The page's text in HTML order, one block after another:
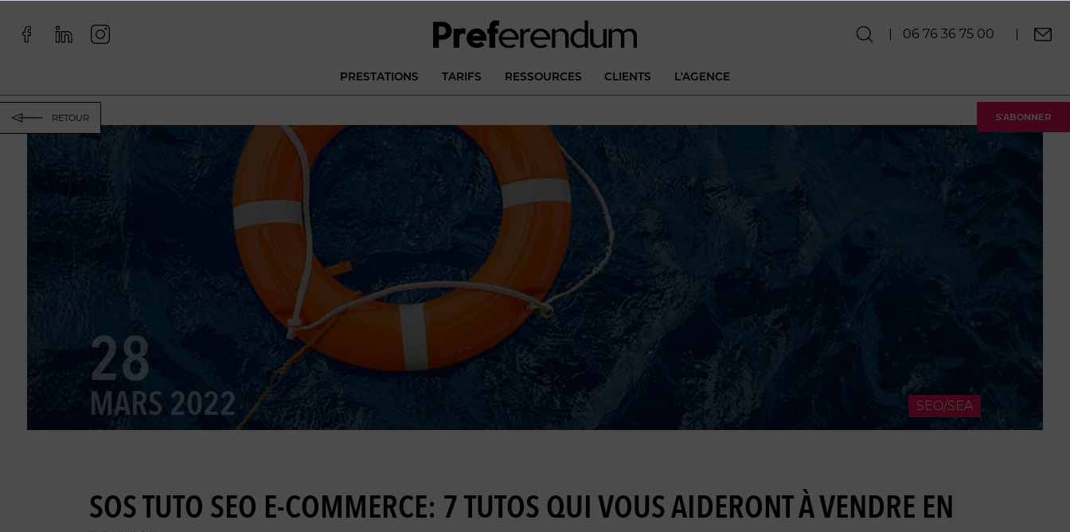
PRESTATIONS TARIFS RESSOURCES CLIENTS L'AGENCE
06 76 36 75 00
S'ABONNER
RETOUR
28
MARS 2022 SEO/SEA
SOS TUTO SEO E-COMMERCE: 7 TUTOS QUI VOUS AIDERONT À VENDRE EN